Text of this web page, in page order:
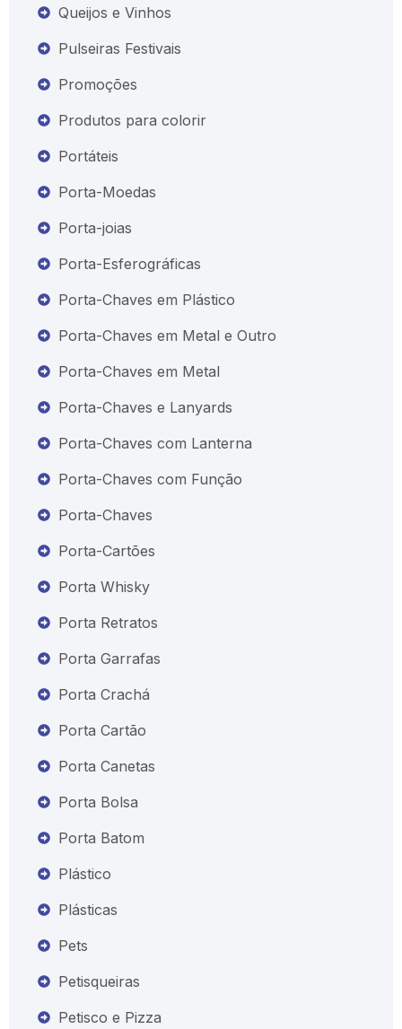
Queijos e Vinhos
Pulseiras Festivais
Promoções
Produtos para colorir
Portáteis
Porta-Moedas
Porta-joias
Porta-Esferográficas
Porta-Chaves em Plástico
Porta-Chaves em Metal e Outro
Porta-Chaves em Metal
Porta-Chaves e Lanyards
Porta-Chaves com Lanterna
Porta-Chaves com Função
Porta-Chaves
Porta-Cartões
Porta Whisky
Porta Retratos
Porta Garrafas
Porta Crachá
Porta Cartão
Porta Canetas
Porta Bolsa
Porta Batom
Plástico
Plásticas
Pets
Petisqueiras
Petisco e Pizza